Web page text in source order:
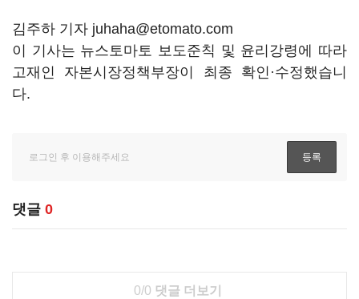
김주하 기자 juhaha@etomato.com
이 기사는 뉴스토마토 보도준칙 및 윤리강령에 따라
고재인 자본시장정책부장이 최종 확인·수정했습니
다.
댓글 0
0/0 댓글 더보기